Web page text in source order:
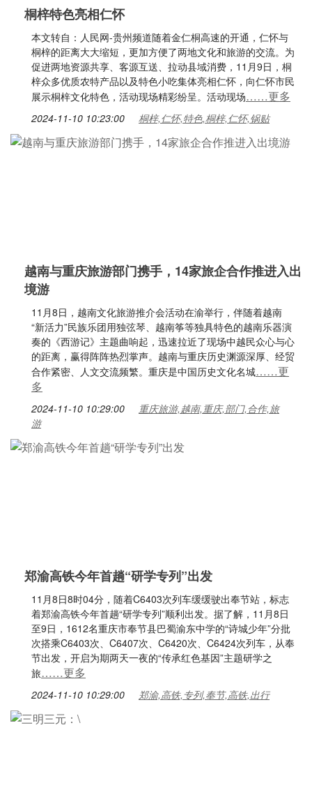
桐梓特色亮相仁怀
本文转自：人民网-贵州频道随着金仁桐高速的开通，仁怀与
桐梓的距离大大缩短，更加方便了两地文化和旅游的交流。为
促进两地资源共享、客源互送、拉动县域消费，11月9日，桐
梓众多优质农特产品以及特色小吃集体亮相仁怀，向仁怀市民
展示桐梓文化特色，活动现场精彩纷呈。活动现场……更多
2024-11-10 10:23:00 桐梓,仁怀,特色,桐梓,仁怀,锅贴
越南与重庆旅游部门携手，14家旅企合作推进入出
境游
11月8日，越南文化旅游推介会活动在渝举行，伴随着越南
“新活力”民族乐团用独弦琴、越南筝等独具特色的越南乐器演
奏的《西游记》主题曲响起，迅速拉近了现场中越民众心与心
的距离，赢得阵阵热烈掌声。越南与重庆历史渊源深厚、经贸
合作紧密、人文交流频繁。重庆是中国历史文化名城……更
多
2024-11-10 10:29:00
重庆旅游,越南,重庆,部门,合作,旅
游
郑渝高铁今年首趟“研学专列”出发
11月8日8时04分，随着C6403次列车缓缓驶出奉节站，标志
着郑渝高铁今年首趟“研学专列”顺利出发。据了解，11月8日
至9日，1612名重庆市奉节县巴蜀渝东中学的“诗城少年”分批
次搭乘C6403次、C6407次、C6420次、C6424次列车，从奉
节出发，开启为期两天一夜的“传承红色基因”主题研学之
旅……更多
2024-11-10 10:29:00 郑渝,高铁,专列,奉节,高铁,出行